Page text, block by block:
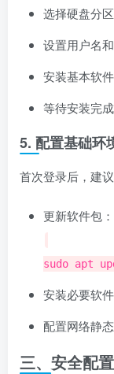
选择硬盘分
设置用户名
安装基本软
等待安装完
5. 配置基础环
首次登录后，建
更新软件包：
sudo apt
安装必要软
配置网络静
三、安全配